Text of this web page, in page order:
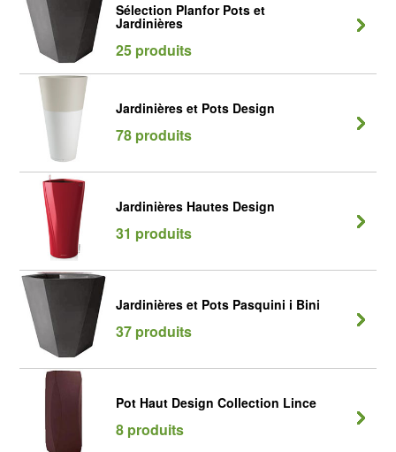
Sélection Planfor Pots et
Jardinières
25 produits
Jardinières et Pots Design
78 produits
Jardinières Hautes Design
31 produits
Jardinières et Pots Pasquini i Bini
37 produits
Pot Haut Design Collection Lince
8 produits